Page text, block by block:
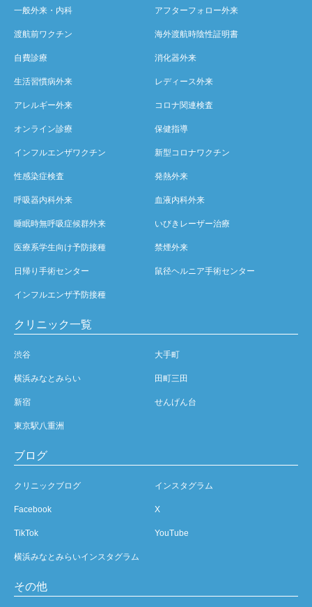
一般外来・内科 アフターフォロー外来
渡航前ワクチン 海外渡航時陰性証明書
自費診療 消化器外来
生活習慣病外来 レディース外来
アレルギー外来 コロナ関連検査
オンライン診療 保健指導
インフルエンザワクチン 新型コロナワクチン
性感染症検査 発熱外来
呼吸器内科外来 血液内科外来
睡眠時無呼吸症候群外来 いびきレーザー治療
医療系学生向け予防接種 禁煙外来
日帰り手術センター 鼠径ヘルニア手術センター
インフルエンザ予防接種
クリニック一覧
渋谷 大手町
横浜みなとみらい 田町三田
新宿 せんげん台
東京駅八重洲
ブログ
クリニックブログ インスタグラム
Facebook X
TikTok YouTube
横浜みなとみらいインスタグラム
その他